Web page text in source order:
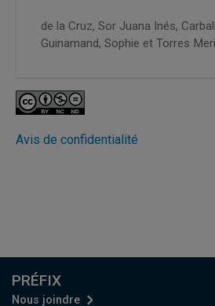
de la Cruz, Sor Juana Inés,
Guinamand, Sophie et Torres
Avis de confidentialité
PRÉFIX
Nous joindre